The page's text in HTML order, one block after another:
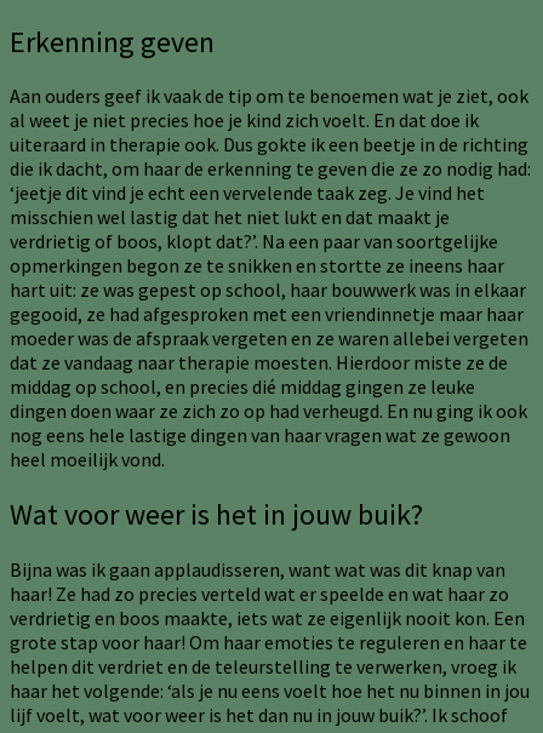
Erkenning geven
Aan ouders geef ik vaak de tip om te benoemen wat je ziet, ook
al weet je niet precies hoe je kind zich voelt. En dat doe ik
uiteraard in therapie ook. Dus gokte ik een beetje in de richting
die ik dacht, om haar de erkenning te geven die ze zo nodig had:
‘jeetje dit vind je echt een vervelende taak zeg. Je vind het
misschien wel lastig dat het niet lukt en dat maakt je
verdrietig of boos, klopt dat?’. Na een paar van soortgelijke
opmerkingen begon ze te snikken en stortte ze ineens haar
hart uit: ze was gepest op school, haar bouwwerk was in elkaar
gegooid, ze had afgesproken met een vriendinnetje maar haar
moeder was de afspraak vergeten en ze waren allebei vergeten
dat ze vandaag naar therapie moesten. Hierdoor miste ze de
middag op school, en precies dié middag gingen ze leuke
dingen doen waar ze zich zo op had verheugd. En nu ging ik ook
nog eens hele lastige dingen van haar vragen wat ze gewoon
heel moeilijk vond.
Wat voor weer is het in jouw buik?
Bijna was ik gaan applaudisseren, want wat was dit knap van
haar! Ze had zo precies verteld wat er speelde en wat haar zo
verdrietig en boos maakte, iets wat ze eigenlijk nooit kon. Een
grote stap voor haar! Om haar emoties te reguleren en haar te
helpen dit verdriet en de teleurstelling te verwerken, vroeg ik
haar het volgende: ‘als je nu eens voelt hoe het nu binnen in jou
lijf voelt, wat voor weer is het dan nu in jouw buik?’. Ik schoof